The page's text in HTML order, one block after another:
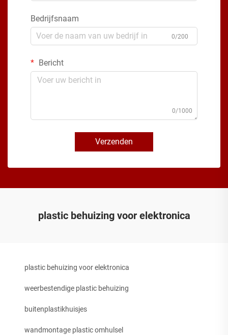
Bedrijfsnaam
0/200
Bericht
0/1000
Verzenden
plastic behuizing voor elektronica
plastic behuizing voor elektronica
weerbestendige plastic behuizing
buitenplastikhuisjes
wandmontage plastic omhulsel